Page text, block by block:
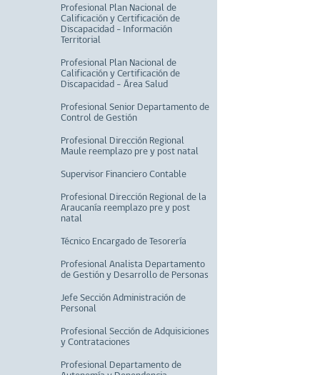
Profesional Plan Nacional de
Calificación y Certificación de
Discapacidad - Información
Territorial
Profesional Plan Nacional de
Calificación y Certificación de
Discapacidad – Área Salud
Profesional Senior Departamento de
Control de Gestión
Profesional Dirección Regional
Maule reemplazo pre y post natal
Supervisor Financiero Contable
Profesional Dirección Regional de la
Araucanía reemplazo pre y post
natal
Técnico Encargado de Tesorería
Profesional Analista Departamento
de Gestión y Desarrollo de Personas
Jefe Sección Administración de
Personal
Profesional Sección de Adquisiciones
y Contrataciones
Profesional Departamento de